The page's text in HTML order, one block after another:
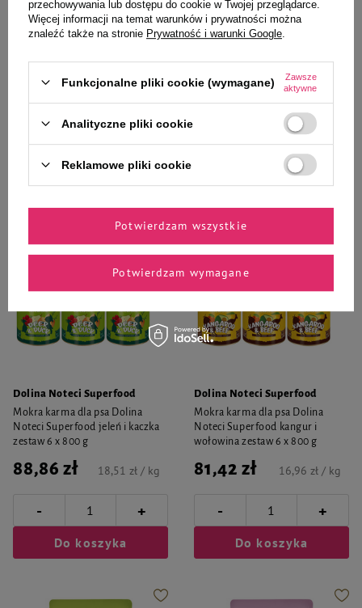
Dolina Noteci Superfood
Noteci Superfood Mix 6 x 800 g
82,99 zł 17,29 zł / kg
- +
Dolina Noteci Superfood
Noteci Superfood wołowina i
serca gęsi zestaw 6 x 800 g
81,42 zł 16,96 zł / kg
- +
Do koszyka
Dolina Noteci Superfood
Mokra karma dla psa Dolina
Noteci Superfood jeleń i kaczka
zestaw 6 x 800 g
88,86 zł 18,51 zł / kg
- +
Do koszyka
Dolina Noteci Superfood
Mokra karma dla psa Dolina
Noteci Superfood kangur i
wołowina zestaw 6 x 800 g
81,42 zł 16,96 zł / kg
- +
Do koszyka
przechowywania lub dostępu do cookie w Twojej przeglądarce.
Więcej informacji na temat warunków i prywatności można
znaleźć także na stronie Prywatność i warunki Google
Funkcjonalne pliki cookie (wymagane)
Zawsze
aktywne
Analityczne pliki cookie
Reklamowe pliki cookie
Potwierdzam wymagane
Potwierdzam wszystkie